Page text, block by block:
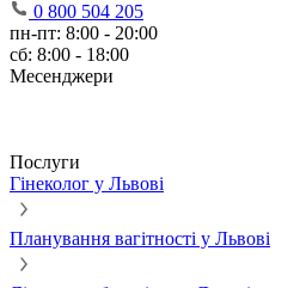
0 800 504 205
пн-пт: 8:00 - 20:00
сб: 8:00 - 18:00
Месенджери
Послуги
Гінеколог у Львові
Планування вагітності у Львові